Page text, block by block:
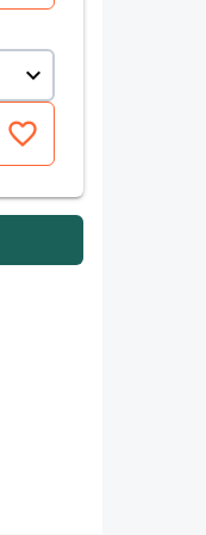
expand_more
favorite_border